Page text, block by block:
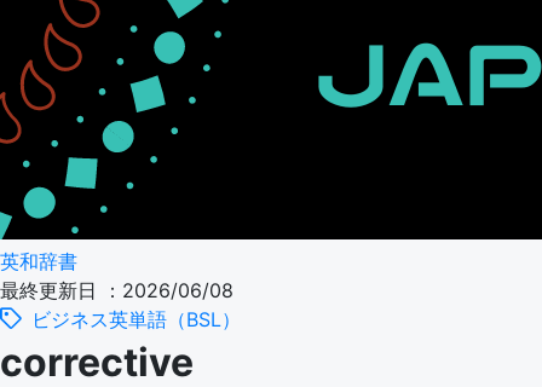
英和辞書
最終更新日 ：2026/06/08
ビジネス英単語（BSL）
corrective